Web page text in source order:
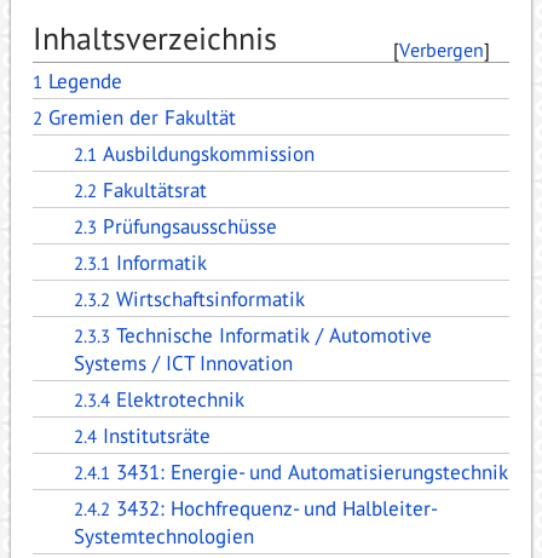
Inhaltsverzeichnis [Verbergen]
1 Legende
2 Gremien der Fakultät
2.1 Ausbildungskommission
2.2 Fakultätsrat
2.3 Prüfungsausschüsse
2.3.1 Informatik
2.3.2 Wirtschaftsinformatik
2.3.3 Technische Informatik / Automotive
Systems / ICT Innovation
2.3.4 Elektrotechnik
2.4 Institutsräte
2.4.1 3431: Energie- und Automatisierungstechnik
2.4.2 3432: Hochfrequenz- und Halbleiter-
Systemtechnologien